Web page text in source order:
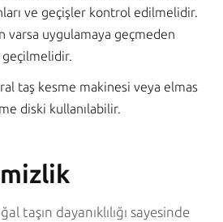
ve geçişler kontrol edilmelidir.
varsa uygulamaya geçmeden
taş kesme makinesi veya elmas
diski kullanılabilir.
taşın dayanıklılığı sayesinde